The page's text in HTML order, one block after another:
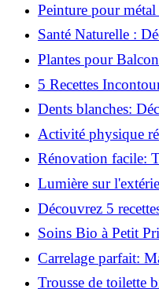
Peinture pour
possible?
Santé Naturelle :
Incontournables
Plantes pour
votre Terrasse en
5 Recettes
des huiles
Dents blanches:
ingrédients naturels!
Activité physique
compte pour votre
Rénovation facile:
parquet irrégulier
Lumière sur
concevoir et
Découvrez 5
vera pour votre peau!
Soins Bio à Petit
Chouchouter Pour
Carrelage parfait:
facilement!
Trousse de toilette